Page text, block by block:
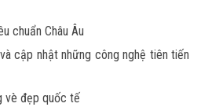
chuẩn Châu Âu
cập nhật những công nghệ tiên tiến
vè đẹp quốc tế